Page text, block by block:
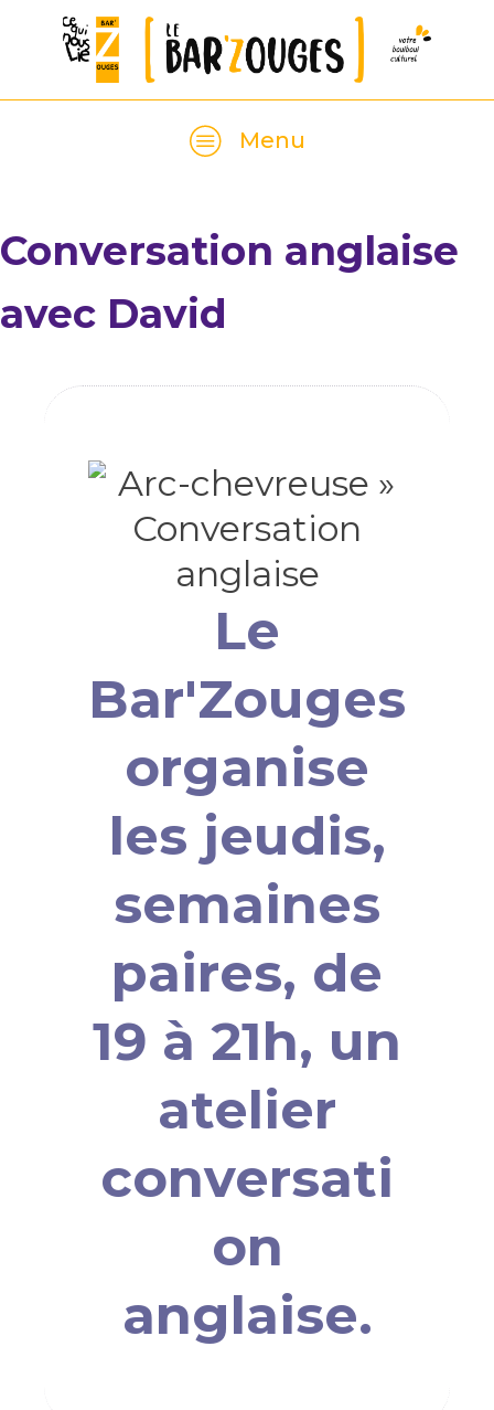
Menu
Conversation anglaise
avec David
Le
Bar'Zouges
organise
les jeudis,
semaines
paires, de
19 à 21h, un
atelier
conversati
on
anglaise.